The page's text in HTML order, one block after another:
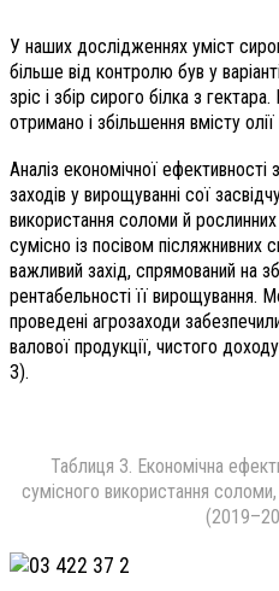
У наших дослідженнях уміст
більше від контролю був у
зріс і збір сирого білка з
отримано і збільшення вмісту
Аналіз економічної ефективності
заходів у вирощуванні сої
використання соломи й
сумісно із посівом післяжнивних
важливий захід, спрямований на
рентабельності її вирощування.
проведені агрозаходи
валової продукції, чистого
3).
Таблиця 3. Економічна
сумісного використання